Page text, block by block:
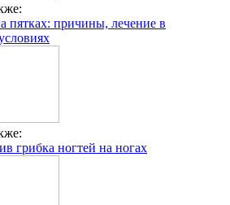
пятках: причины, лечение в
грибка ногтей на ногах